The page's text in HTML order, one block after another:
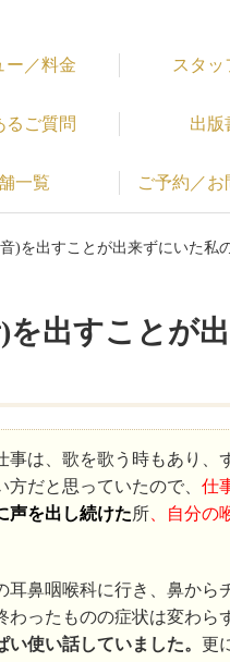
ー／料金 スタッ
るご質問 出版
一覧 ご予約／
)を出すことが出来ずにいた私
を出すことが
事は、歌を歌う時もあり、
方だと思っていたので、 仕
声を出し続けた所 、自分
耳鼻咽喉科に行き、鼻から
わったものの症状は変わら
い使い話していました。 更